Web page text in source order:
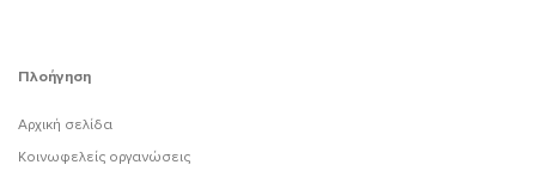
Πλοήγηση
Αρχική σελίδα
Κοινωφελείς οργανώσεις